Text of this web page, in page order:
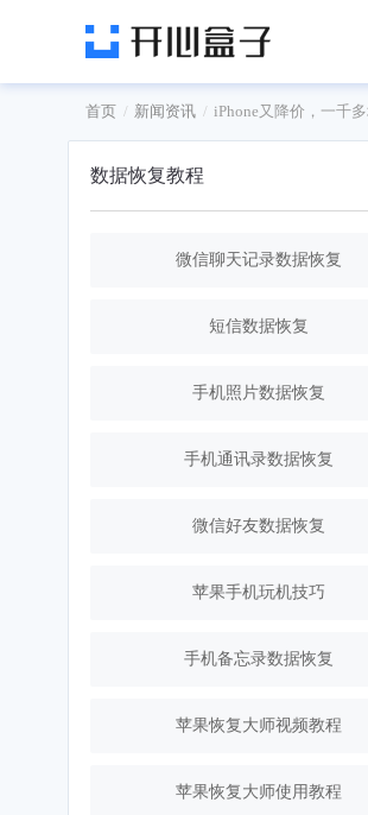
首页 新闻资讯 iPhone又降价，一千
数据恢复教程
微信聊天记录数据恢复
短信数据恢复
手机照片数据恢复
手机通讯录数据恢复
微信好友数据恢复
苹果手机玩机技巧
手机备忘录数据恢复
苹果恢复大师视频教程
苹果恢复大师使用教程